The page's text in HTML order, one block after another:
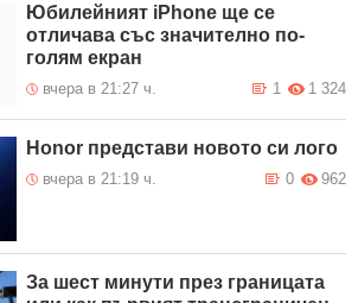
Юбилейният iPhone ще се
отличава със значително по-
голям екран
вчера в 21:27 ч. 1 324
1
Honor представи новото си лого
вчера в 21:19 ч. 962
0
За шест минути през границата